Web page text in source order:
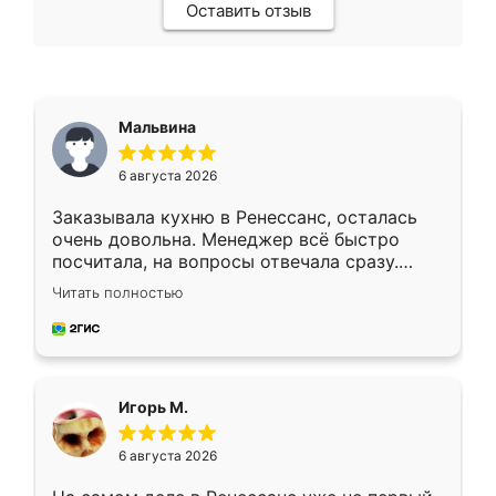
Оставить отзыв
Мальвина
6 августа 2026
Заказывала кухню в Ренессанс, осталась
очень довольна. Менеджер всё быстро
посчитала, на вопросы отвечала сразу.
Замерщик приехал в субботу, подошёл к
делу со всей ответственностью. Собрали
за день, ребята работали аккуратно, даже
Читать полностью
Игорь М.
6 августа 2026